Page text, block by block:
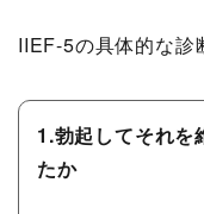
IIEF-5の具体的な診
1.勃起してそれを
たか